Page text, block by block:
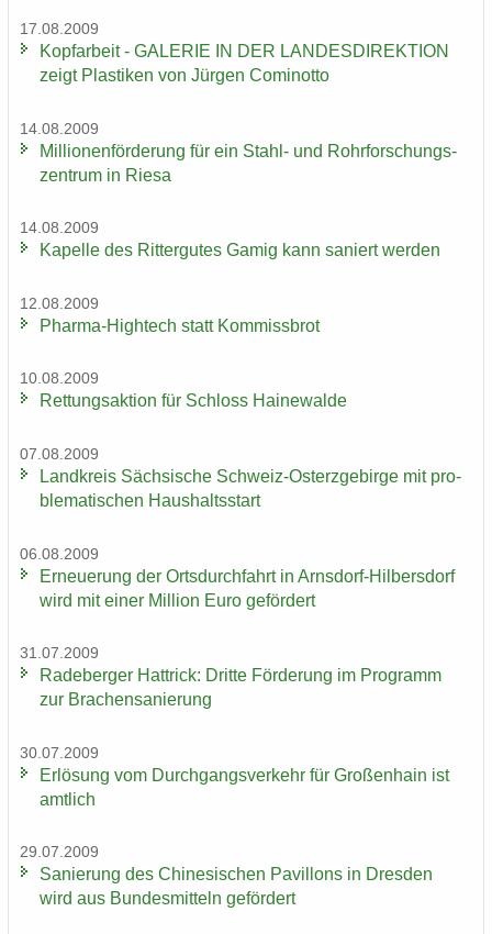
17.08.2009
Kopf­ar­beit - GA­LE­RIE IN DER LAN­DES­DI­REK­TI­ON
zeigt Plas­ti­ken von Jür­gen Co­mi­not­to
14.08.2009
Mil­lio­nen­för­de­rung für ein Stahl-​ und Rohr­for­schungs­
zen­trum in Riesa
14.08.2009
Ka­pel­le des Rit­ter­gu­tes Gamig kann sa­niert wer­den
12.08.2009
Pharma-​Hightech statt Kom­miss­brot
10.08.2009
Ret­tungs­ak­ti­on für Schloss Hai­ne­wal­de
07.08.2009
Land­kreis Säch­si­sche Schweiz-​Osterzgebirge mit pro­
ble­ma­ti­schen Haus­halts­start
06.08.2009
Er­neue­rung der Orts­durch­fahrt in Arnsdorf-​Hilbersdorf
wird mit einer Mil­li­on Euro ge­för­dert
31.07.2009
Ra­de­ber­ger Hat­trick: Drit­te För­de­rung im Pro­gramm
zur Bra­chen­sa­nie­rung
30.07.2009
Er­lö­sung vom Durch­gangs­ver­kehr für Gro­ßen­hain ist
amt­lich
29.07.2009
Sa­nie­rung des Chi­ne­si­schen Pa­vil­lons in Dres­den
wird aus Bun­des­mit­teln ge­för­dert